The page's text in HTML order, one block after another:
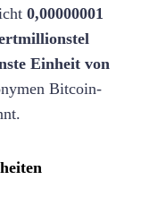
0,00000001
Einheit von
Bitcoin-